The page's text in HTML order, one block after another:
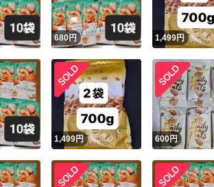
680円 1,499円
1,499円 600円